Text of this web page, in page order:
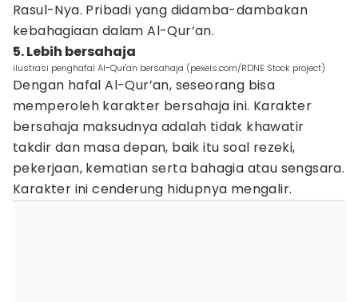
Rasul-Nya. Pribadi yang didamba-dambakan
kebahagiaan dalam Al-Qur’an.
5. Lebih bersahaja
ilustrasi penghafal Al-Qur'an bersahaja (pexels.com/RDNE Stock project)
Dengan hafal Al-Qur’an, seseorang bisa
memperoleh karakter bersahaja ini. Karakter
bersahaja maksudnya adalah tidak khawatir
takdir dan masa depan, baik itu soal rezeki,
pekerjaan, kematian serta bahagia atau sengsara.
Karakter ini cenderung hidupnya mengalir.